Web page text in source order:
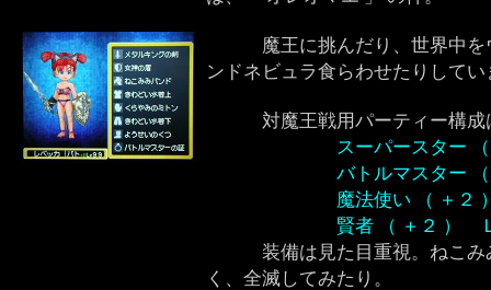
魔王に挑んだり、世界中をウ
ンドネビュラ食らわせたりしてい
対魔王戦用パーティー構成
スーパースター
バトルマスター （ ＋
魔法使い （ ＋２ ）
賢者 （ ＋２ ） Ｌ
装備は見た目重視。ねこみ
く、全滅してみたり。